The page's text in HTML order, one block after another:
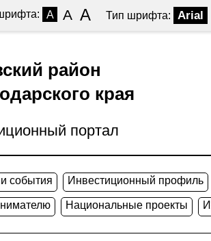
A A A Тип шрифта: Arial
район
края
портал
события Инвестиционный профиль
Национальные проекты